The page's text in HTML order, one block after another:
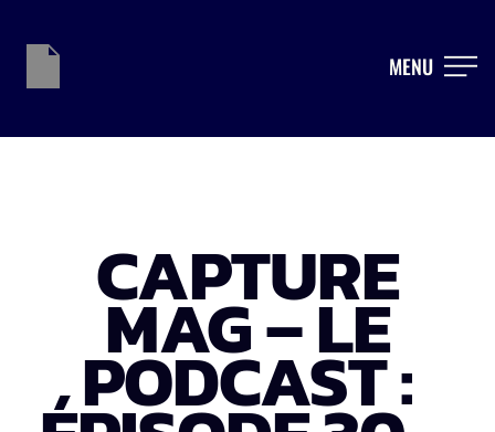
MENU
CAPTURE
MAG – LE
PODCAST :